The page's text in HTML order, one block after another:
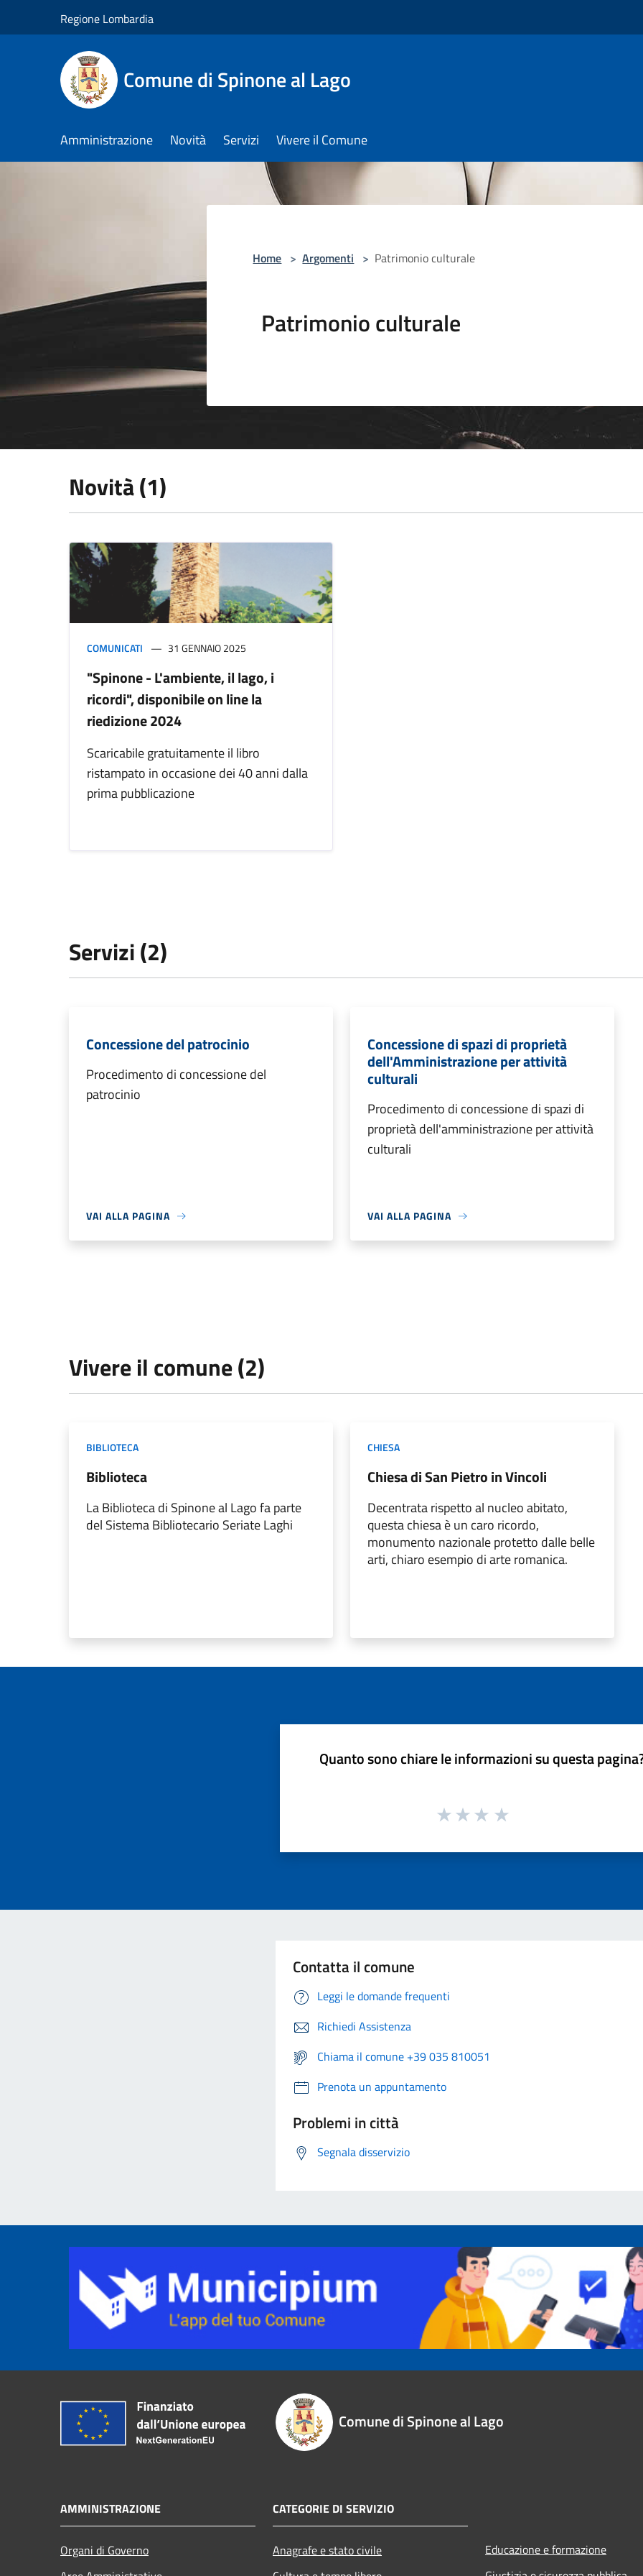
Regione Lombardia
Comune di Spinone al Lago
Amministrazione Novità Servizi Vivere il Comune
Home > Argomenti > Patrimonio culturale
Patrimonio culturale
Novità (1)
COMUNICATI 31 GENNAIO 2025
"Spinone - L'ambiente, il lago, i
ricordi", disponibile on line la
riedizione 2024
Scaricabile gratuitamente il libro
ristampato in occasione dei 40 anni dalla
prima pubblicazione
Servizi (2)
Concessione del patrocinio
Procedimento di concessione del
patrocinio
VAI ALLA PAGINA
Concessione di spazi di proprietà
dell'Amministrazione per attività
culturali
Procedimento di concessione di spazi di
proprietà dell'amministrazione per attività
culturali
VAI ALLA PAGINA
Vivere il comune (2)
BIBLIOTECA
Biblioteca
La Biblioteca di Spinone al Lago fa parte
del Sistema Bibliotecario Seriate Laghi
CHIESA
Chiesa di San Pietro in Vincoli
Decentrata rispetto al nucleo abitato,
questa chiesa è un caro ricordo,
monumento nazionale protetto dalle belle
arti, chiaro esempio di arte romanica.
Quanto sono chiare le informazioni su questa
Contatta il comune
Leggi le domande frequenti
Richiedi Assistenza
Chiama il comune +39 035 810051
Prenota un appuntamento
Problemi in città
Segnala disservizio
Comune di Spinone al Lago
AMMINISTRAZIONE
Organi di Governo
CATEGORIE DI SERVIZIO
Anagrafe e stato civile
Educazione e formazione